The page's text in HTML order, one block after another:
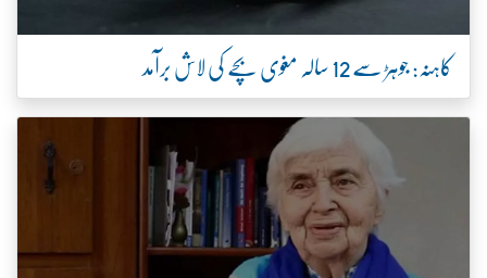
کاہنہ: جوہڑ سے 12 سالہ مغوی بچے کی لاش برآمد